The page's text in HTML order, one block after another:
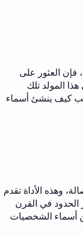
فإن العثور على
المولد تلك
أحب كيف ينشئ أسماء
وهذه الأداة تقدم
الحدود في القرن
أسماء الشخصيات